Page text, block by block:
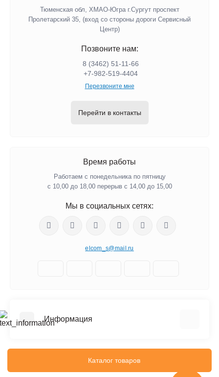
Тюменская обл, ХМАО-Югра г.Сургут проспект
Пролетарский 35, (вход со стороны дороги Сервисный
Центр)
Позвоните нам:
8 (3462) 51-11-66
+7-982-519-4404
Перезвоните мне
Перейти в контакты
Время работы
Работаем с понедельника по пятницу
с 10,00 до 18,00 перерыв с 14,00 до 15,00
Мы в социальных сетях:
elcom_s@mail.ru
Информация
О компании
Каталог товаров